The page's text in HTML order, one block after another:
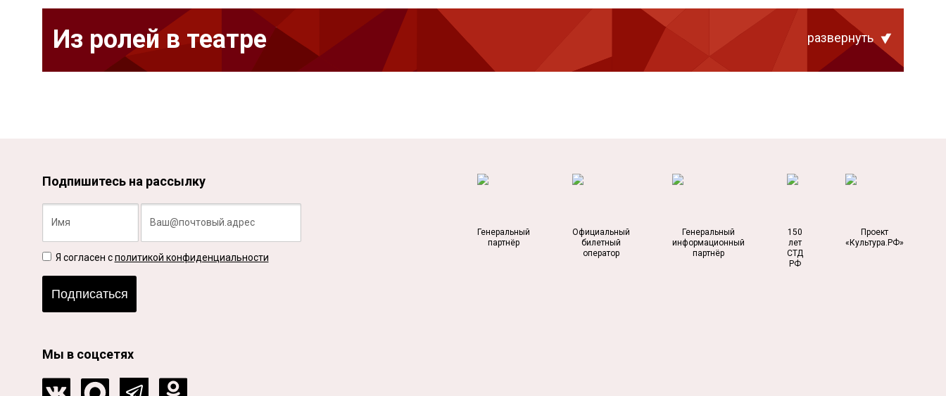
Из ролей в театре развернуть
Подпишитесь на рассылку
Я согласен сполитикой конфиденциальности
Подписаться
Мы в соцсетях
Генеральный
партнёр
Официальный
билетный
оператор
Генеральный
информационный
партнёр
150
лет
СТД
РФ
Проект
«Культура.РФ»